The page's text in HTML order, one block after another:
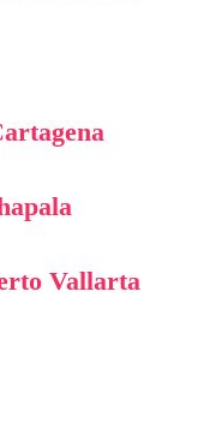
Vallarta